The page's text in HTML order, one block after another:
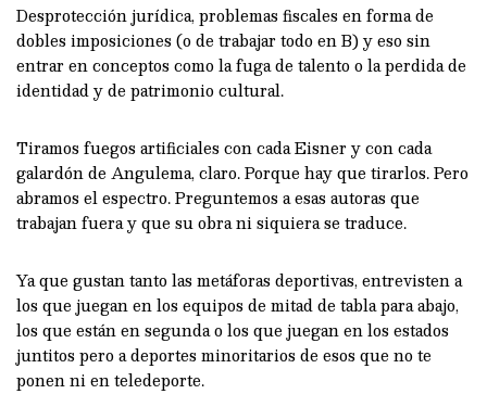
Desprotección jurídica, problemas fiscales en forma de
dobles imposiciones (o de trabajar todo en B) y eso sin
entrar en conceptos como la fuga de talento o la perdida de
identidad y de patrimonio cultural.
Tiramos fuegos artificiales con cada Eisner y con cada
galardón de Angulema, claro. Porque hay que tirarlos. Pero
abramos el espectro. Preguntemos a esas autoras que
trabajan fuera y que su obra ni siquiera se traduce.
Ya que gustan tanto las metáforas deportivas, entrevisten a
los que juegan en los equipos de mitad de tabla para abajo,
los que están en segunda o los que juegan en los estados
juntitos pero a deportes minoritarios de esos que no te
ponen ni en teledeporte.